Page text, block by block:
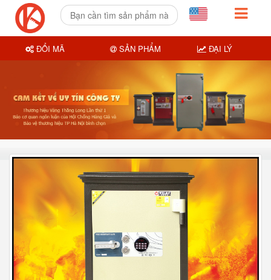
ĐỔI MÃ SẢN PHẨM ĐẠI LÝ